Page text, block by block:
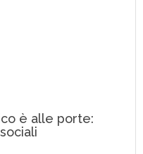
è alle porte: